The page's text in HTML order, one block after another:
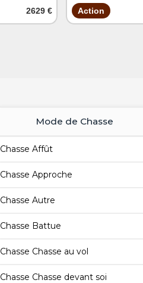
2629 €
Action
Mode de Chasse
Chasse Affût
Chasse Approche
Chasse Autre
Chasse Battue
Chasse Chasse au vol
Chasse Chasse devant soi